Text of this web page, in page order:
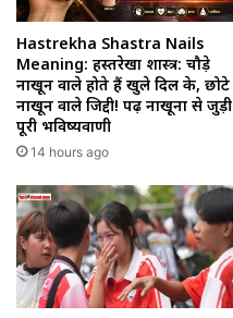
Hastrekha Shastra Nails
Meaning: हस्तरेखा शास्त्र: चौड़े
नाखून वाले होते हैं खुले दिल के, छोटे
नाखून वाले जिद्दी! पढ़ें नाखूनों से जुड़ी
पूरी भविष्यवाणी
14 hours ago